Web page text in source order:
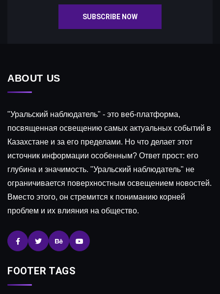
SUBSCRIBE NOW
ABOUT US
"Уральский наблюдатель" - это веб-платформа,
посвященная освещению самых актуальных событий в
Казахстане и за его пределами. Но что делает этот
источник информации особенным? Ответ прост: его
глубина и значимость. "Уральский наблюдатель" не
ограничивается поверхностным освещением новостей.
Вместо этого, он стремится к пониманию корней
проблем и их влияния на общество.
FOOTER TAGS